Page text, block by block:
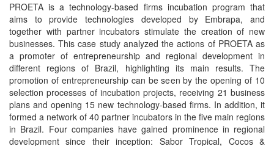
PROETA is a technology-based firms incubation program that
aims to provide technologies developed by Embrapa, and
together with partner incubators stimulate the creation of new
businesses. This case study analyzed the actions of PROETA as
a promoter of entrepreneurship and regional development in
different regions of Brazil, highlighting its main results. The
promotion of entrepreneurship can be seen by the opening of 10
selection processes of incubation projects, receiving 21 business
plans and opening 15 new technology-based firms. In addition, it
formed a network of 40 partner incubators in the five main regions
in Brazil. Four companies have gained prominence in regional
development since their inception: Sabor Tropical, Cocos &